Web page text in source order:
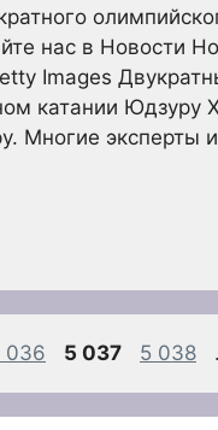
нас в Новости
Images
катании Юдзуру
Многие
036 Страница
5 037 5 038